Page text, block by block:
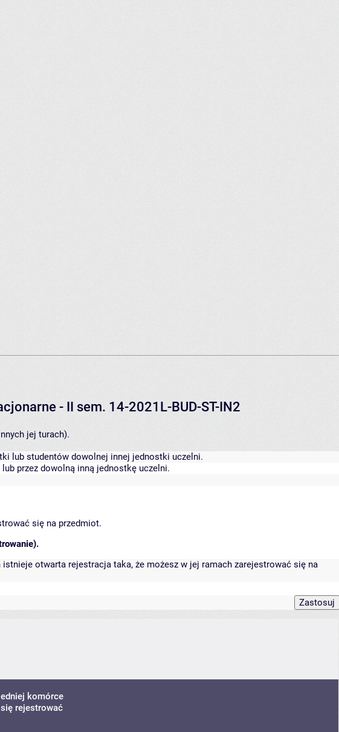
- II sem. 14-2021L-BUD-ST-IN2
jej turach).
lub studentów dowolnej innej jednostki uczelni.
przez dowolną inną jednostkę uczelni.
się na przedmiot.
otwarta rejestracja taka, że możesz w jej ramach zarejestrować się na
komórce
rejestrować